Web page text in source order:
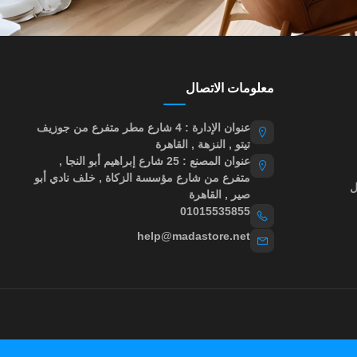
معلومات الاتصال
عنوان الإدارة : 4 شارع مطر متفرع من جوزيف
تيتو , النزهة , القاهرة
عنوان المصنع : 25 شارع إبراهيم أبو النجا ,
متفرع من شارع مؤسسة الزكاة , خلف نادي أبو
صير , القاهرة
01015535855
help@madastore.net